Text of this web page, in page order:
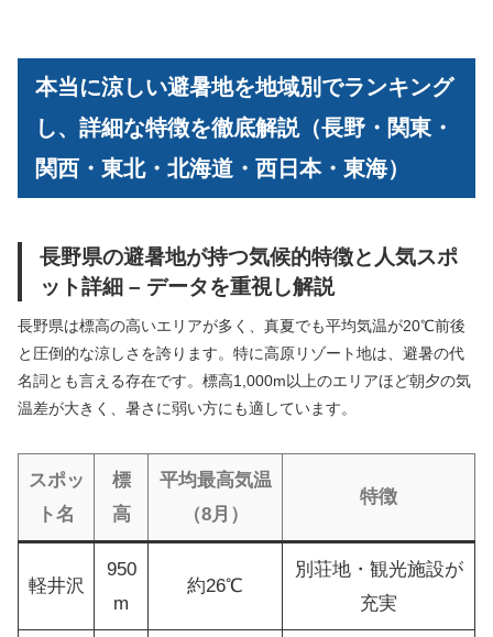
本当に涼しい避暑地を地域別でランキング
し、詳細な特徴を徹底解説（長野・関東・
関西・東北・北海道・西日本・東海）
長野県の避暑地が持つ気候的特徴と人気スポ
ット詳細 – データを重視し解説
長野県は標高の高いエリアが多く、真夏でも平均気温が20℃前後
と圧倒的な涼しさを誇ります。特に高原リゾート地は、避暑の代
名詞とも言える存在です。標高1,000m以上のエリアほど朝夕の気
温差が大きく、暑さに弱い方にも適しています。
スポッ
ト名
標
高
平均最高気温
（8月）
特徴
軽井沢
950
m
約26℃
別荘地・観光施設が
充実